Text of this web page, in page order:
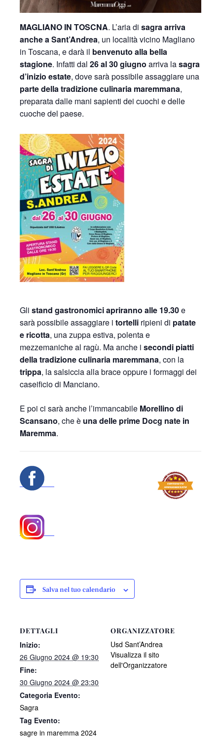
MAGLIANO IN TOSCNA. L’aria di sagra arriva
anche a Sant’Andrea, un località vicino Magliano
in Toscana, e darà il benvenuto alla bella
stagione. Infatti dal 26 al 30giugno arriva lasagra
d’inizio estate, dove sarà possibile assaggiare una
parte della tradizione culinaria maremmana,
preparata dalle mani sapienti dei cuochi e delle
cuoche del paese.
Gli stand gastronomici apriranno alle 19.30e
sarà possibile assaggiare i tortelli ripieni di patate
e ricotta, una zuppa estiva, polenta e
mezzemaniche al ragù. Ma anche i secondi piatti
della tradizione culinaria maremmana, con la
trippa, la salsiccia alla brace oppure i formaggi dei
caseificio di Manciano.
E poi ci sarà anche l’immancabile Morellino di
Scansano, che è una delle prime Docg nate in
Maremma.
Salva nel tuo calendario
DETTAGLI
Inizio:
26 Giugno 2024 @ 19:30
Fine:
30 Giugno 2024 @ 23:30
Categoria Evento:
Sagra
Tag Evento:
sagre in maremma 2024
ORGANIZZATORE
Usd Sant’Andrea
Visualizza il sito
dell'Organizzatore